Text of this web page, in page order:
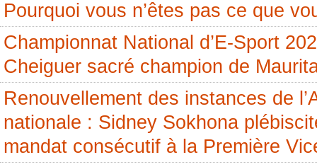
Pourquoi vous n’êtes pas ce que
Championnat National d’E-Sport
Cheiguer sacré champion de
Renouvellement des instances de
nationale : Sidney Sokhona
mandat consécutif à la Première